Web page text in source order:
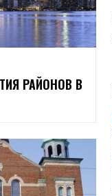
РАЙОНОВ В